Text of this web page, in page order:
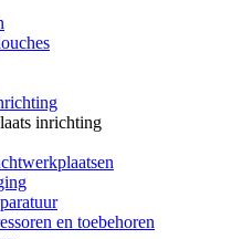
inrichting
en toebehoren